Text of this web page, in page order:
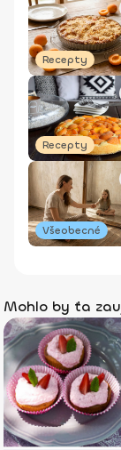
Recepty
Recepty
Všeobecné
Mohlo by ťa